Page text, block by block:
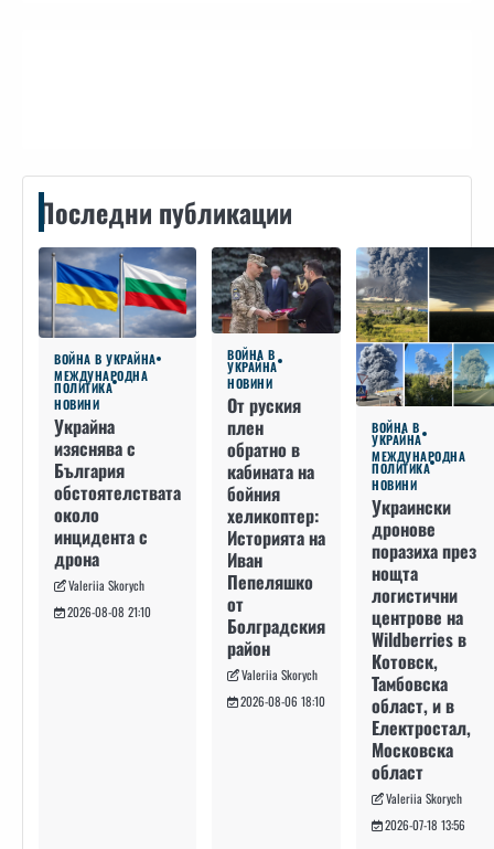
Последни публикации
ВОЙНА В УКРАЙНА
МЕЖДУНАРОДНА
ПОЛИТИКА
НОВИНИ
Украйна
изяснява с
България
обстоятелствата
около
инцидента с
дрона
Valeriia Skorych
2026-08-08 21:10
ВОЙНА В
УКРАЙНА
НОВИНИ
От руския
плен
обратно в
кабината на
бойния
хеликоптер:
Историята на
Иван
Пепеляшко
от
Болградския
район
Valeriia Skorych
2026-08-06 18:10
ВОЙНА В
УКРАЙНА
МЕЖДУНАРОДНА
ПОЛИТИКА
НОВИНИ
Украински
дронове
поразиха през
нощта
логистични
центрове на
Wildberries в
Котовск,
Тамбовска
област, и в
Електростал,
Московска
област
Valeriia Skorych
2026-07-18 13:56